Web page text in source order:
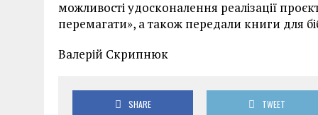
можливості удосконалення реалізації
перемагати», а також передали книги для
Валерій Скрипнюк
SHARE TWEET